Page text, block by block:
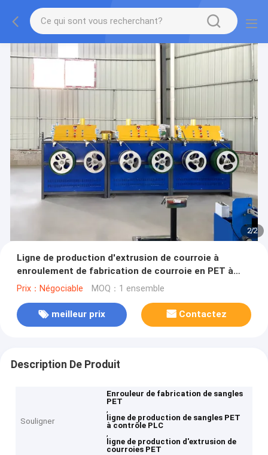
2/2
Ligne de production d'extrusion de courroie à
enroulement de fabrication de courroie en PET à
commande PLC
Prix：Négociable MOQ：1 ensemble
meilleur prix Contactez
Description De Produit
Souligner
Enrouleur de fabrication de sangles
PET
,
ligne de production de sangles PET
à contrôle PLC
,
ligne de production d'extrusion de
courroies PET